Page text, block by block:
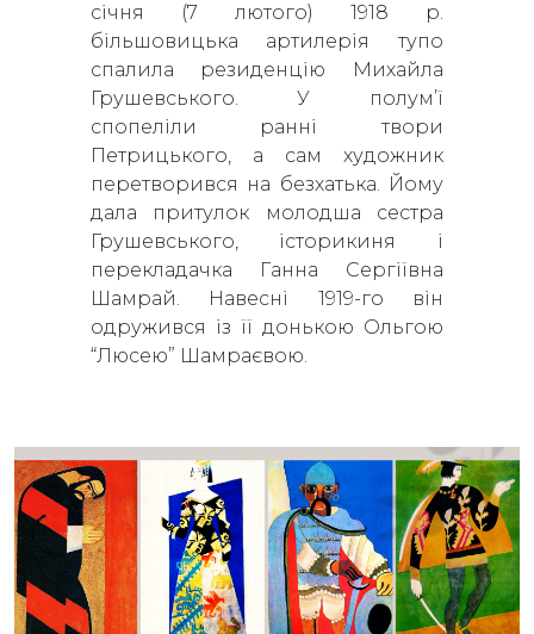
січня (7 лютого) 1918 р.
більшовицька артилерія тупо
спалила резиденцію Михайла
Грушевського. У полум’ї
спопеліли ранні твори
Петрицького, а сам художник
перетворився на безхатька. Йому
дала притулок молодша сестра
Грушевського, історикиня і
перекладачка Ганна Сергіївна
Шамрай. Навесні 1919-го він
одружився із її донькою Ольгою
“Люсею” Шамраєвою.